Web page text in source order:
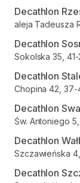
Decathlon
aleja Tadeusza
Decathlon
Sokolska 35,
Decathlon
Chopina 42, 37-
Decathlon
Św. Antoniego
Decathlon
Szczawieńska
Decathlon